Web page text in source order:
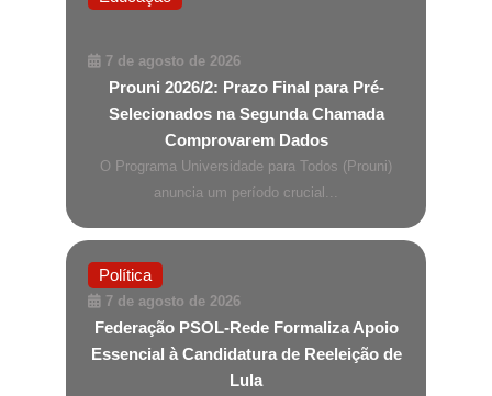
7 de agosto de 2026
Prouni 2026/2: Prazo Final para Pré-
Selecionados na Segunda Chamada
Comprovarem Dados
O Programa Universidade para Todos (Prouni)
anuncia um período crucial...
Política
7 de agosto de 2026
Federação PSOL-Rede Formaliza Apoio
Essencial à Candidatura de Reeleição de
Lula